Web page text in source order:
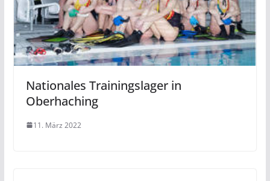
Nationales Trainingslager in
Oberhaching
11. März 2022